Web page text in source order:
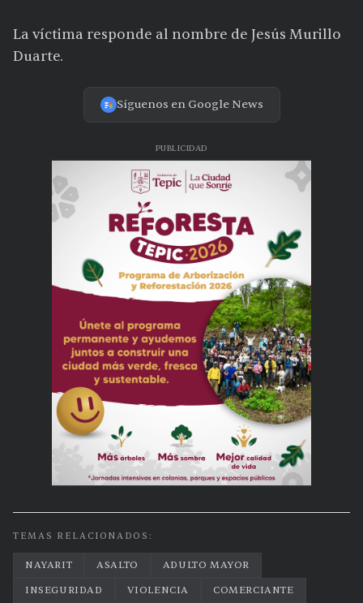
La víctima responde al nombre de Jesús Murillo
Duarte.
Síguenos en Google News
PUBLICIDAD
TEMAS RELACIONADOS:
NAYARIT ASALTO
ADULTO MAYOR
INSEGURIDAD
VIOLENCIA COMERCIANTE